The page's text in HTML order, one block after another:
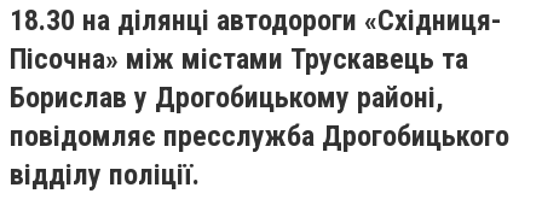
18.30 на ділянці автодороги «Східниця-
Пісочна» між містами Трускавець та
Борислав у Дрогобицькому районі,
повідомляє пресслужба Дрогобицького
відділу поліції.